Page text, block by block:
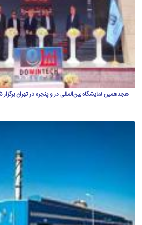
هجدهمین نمایشگاه بین‌المللی در و پنجره در تهران برگزار شد